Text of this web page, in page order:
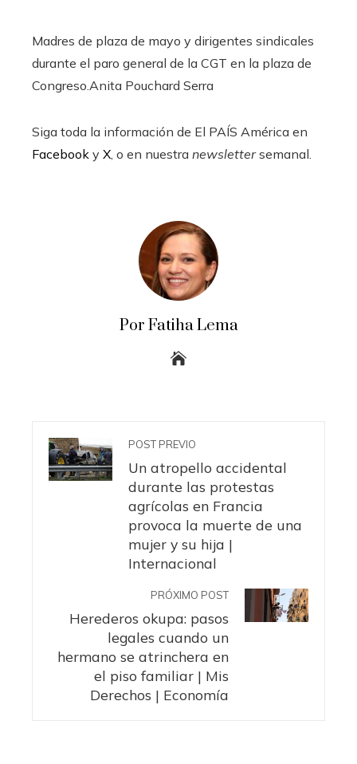
Madres de plaza de mayo y dirigentes sindicales
durante el paro general de la CGT en la plaza de
Congreso.Anita Pouchard Serra
Siga toda la información de El PAÍS América en
Facebook y X, o en nuestra newslettersemanal.
Por Fatiha Lema
POST PREVIO
Un atropello accidental
durante las protestas
agrícolas en Francia
provoca la muerte de una
mujer y su hija |
Internacional
PRÓXIMO POST
Herederos okupa: pasos
legales cuando un
hermano se atrinchera en
el piso familiar | Mis
Derechos | Economía